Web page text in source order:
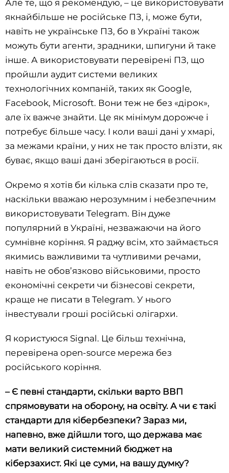
Але те, що я рекомендую, – це використовувати
якнайбільше не російське ПЗ, і, може бути,
навіть не українське ПЗ, бо в Україні також
можуть бути агенти, зрадники, шпигуни й таке
інше. А використовувати перевірені ПЗ, що
пройшли аудит системи великих
технологічних компаній, таких як Google,
Facebook, Microsoft. Вони теж не без «дірок»,
але їх важче знайти. Це як мінімум дорожче і
потребує більше часу. І коли ваші дані у хмарі,
за межами країни, у них не так просто влізти, як
буває, якщо ваші дані зберігаються в росії.
Окремо я хотів би кілька слів сказати про те,
наскільки вважаю нерозумним і небезпечним
використовувати Telegram. Він дуже
популярний в Україні, незважаючи на його
сумнівне коріння. Я раджу всім, хто займається
якимись важливими та чутливими речами,
навіть не обов’язково військовими, просто
економічні секрети чи бізнесові секрети,
краще не писати в Telegram. У нього
інвестували гроші російські олігархи.
Я користуюся Signal. Це більш технічна,
перевірена open-source мережа без
російського коріння.
– Є певні стандарти, скільки варто ВВП
спрямовувати на оборону, на освіту. А чи є такі
стандарти для кібербезпеки? Зараз ми,
напевно, вже дійшли того, що держава має
мати великий системний бюджет на
кіберзахист. Які це суми, на вашу думку?